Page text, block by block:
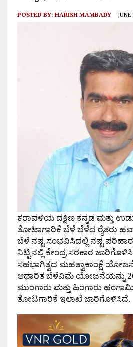
POSTED BY: HARISH MAMBADY
ಕರಾವಳಿಯ ದಕ್ಷಿಣ ಕನ್ನಡ ಮತ್ತು
ತೋಟಾಗಾರಿಕೆ ಬೆಳೆ ಬೆಳೆದ ರೈತರು
ಬೆಳೆ ನಷ್ಟ ಸಂಭವಿಸಿದಲ್ಲಿ ನಷ್ಟ
ನಿಟ್ಟಿನಲ್ಲಿ ಕೇಂದ್ರ ಸರಕಾರ
ಸಹಭಾಗಿತ್ವದ ಮಹತ್ವಾಕಾಂಕ್ಷೆ
ಆಧಾರಿತ ಬೆಳೆವಿಮೆ ಯೋಜನೆಯನ್ನು
ಮುಂಗಾರು ಮತ್ತು ಹಿಂಗಾರು
ತೋಟಗಾರಿಕೆ ಇಲಾಖೆ ಜಾರಿಗೊಳಿಸಿದೆ.